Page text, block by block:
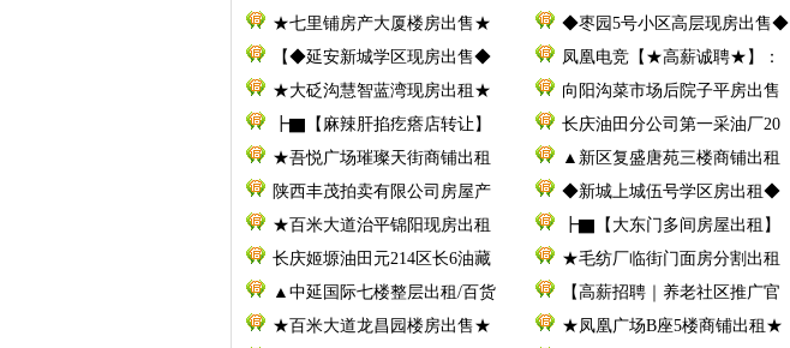
★七里铺房产大厦楼房出售★
◆枣园5号小区高层现房出售◆
【◆延安新城学区现房出售◆
凤凰电竞【★高薪诚聘★】：
★大砭沟慧智蓝湾现房出租★
向阳沟菜市场后院子平房出售
┣▇【麻辣肝掐疙瘩店转让】
长庆油田分公司第一采油厂20
★吾悦广场璀璨天街商铺出租
▲新区复盛唐苑三楼商铺出租
陕西丰茂拍卖有限公司房屋产
◆新城上城伍号学区房出租◆
★百米大道治平锦阳现房出租
┣▇【大东门多间房屋出租】
长庆姬塬油田元214区长6油藏
★毛纺厂临街门面房分割出租
▲中延国际七楼整层出租/百货
【高薪招聘｜养老社区推广官
★百米大道龙昌园楼房出售★
★凤凰广场B座5楼商铺出租★